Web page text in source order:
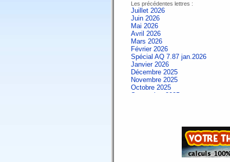
Les précédentes lettres :
Juillet 2026
Juin 2026
Mai 2026
Avril 2026
Mars 2026
Février 2026
Spécial AQ 7.87 jan.2026
Janvier 2026
Décembre 2025
Novembre 2025
Octobre 2025
Septembre 2025
Spécial AQ 7.84 jan.2025